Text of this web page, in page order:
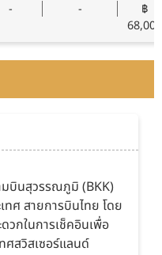
- -
฿
68,000
บินสุวรรณภูมิ (BKK)
ทศ สายการบินไทย โดย
วกในการเช็คอินเพื่อ
ศสวิสเซอร์แลนด์